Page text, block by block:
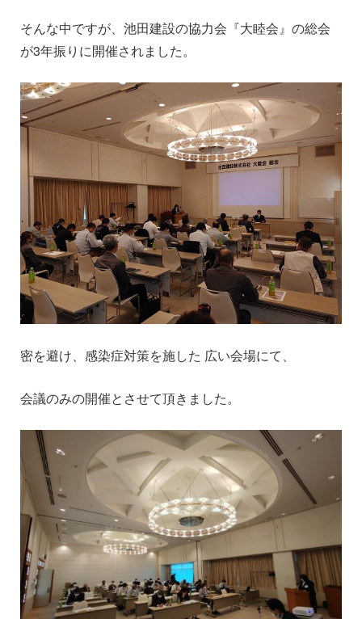
そんな中ですが、池田建設の協力会『大睦会』の総会
が3年振りに開催されました。
密を避け、感染症対策を施した 広い会場にて、
会議のみの開催とさせて頂きました。